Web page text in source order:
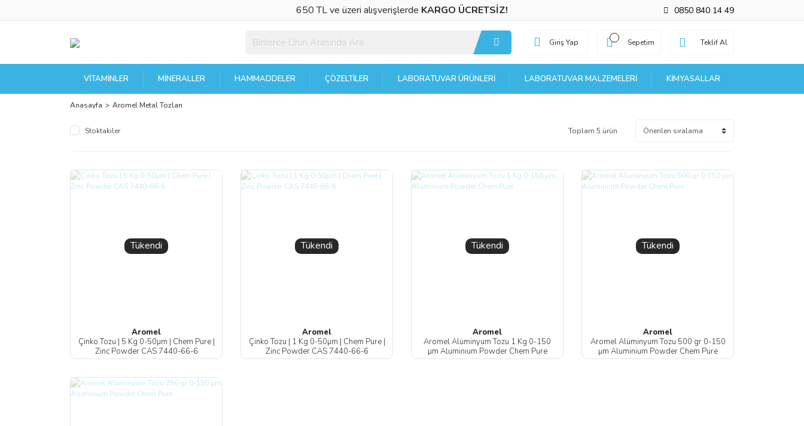
650 TL ve üzeri alışverişlerde KARGO ÜCRETSİZ! 0850 840 14 49
Giriş Yap Sepetim Teklif Al
VITAMINLER MINERALLER HAMMADDELER ÇÖZELTILER LABORATUVAR ÜRÜNLERI LABORATUVAR MALZEMELERI KIMYASALLAR
Anasayfa Aromel Metal Tozları
Stoktakiler Toplam 5 ürün
Tükendi
Aromel
Çinko Tozu | 5 Kg 0-50µm | Chem Pure |
Zinc Powder CAS 7440-66-6
Tükendi
Aromel
Çinko Tozu | 1 Kg 0-50µm | Chem Pure |
Zinc Powder CAS 7440-66-6
Tükendi
Aromel
Aromel Alüminyum Tozu 1 Kg 0-150
µm Aluminium Powder Chem Pure
Tükendi
Aromel
Aromel Alüminyum Tozu 500 gr 0-150
µm Aluminium Powder Chem Pure